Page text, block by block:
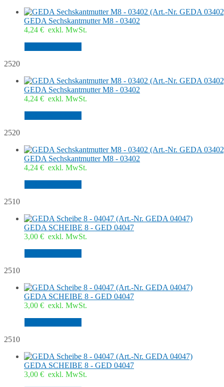
GEDA Sechskantmutter M8 - 03402
4,24 € exkl. MwSt.
2520
GEDA Sechskantmutter M8 - 03402
4,24 € exkl. MwSt.
2520
GEDA Sechskantmutter M8 - 03402
4,24 € exkl. MwSt.
2510
GEDA SCHEIBE 8 - GED 04047
3,00 € exkl. MwSt.
2510
GEDA SCHEIBE 8 - GED 04047
3,00 € exkl. MwSt.
2510
GEDA SCHEIBE 8 - GED 04047
3,00 € exkl. MwSt.